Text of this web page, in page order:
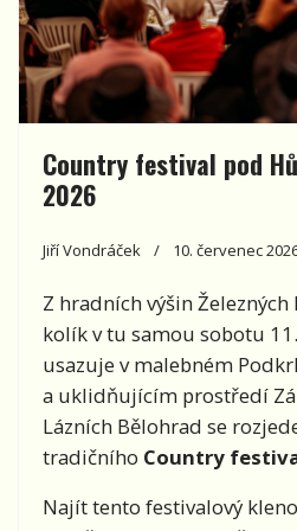
Country festival pod
2026
Jiří Vondráček 10. červenec
Z hradních výšin
kolík v tu samou sobotu
usazuje v malebném
a uklidňujícím prostředí
Lázních Bělohrad se
tradičního Country
Najít tento festivalový